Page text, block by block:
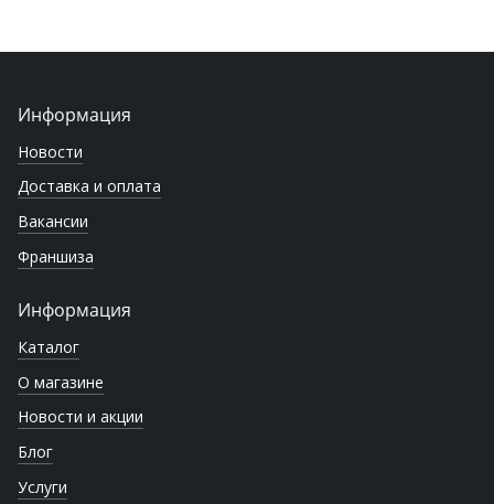
Информация
Новости
Доставка и оплата
Вакансии
Франшиза
Информация
Каталог
О магазине
Новости и акции
Блог
Услуги